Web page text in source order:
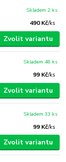
490 Kč/ks
Skladem 2 ks
Zvolit variantu
99 Kč/ks
Skladem 48 ks
Zvolit variantu
99 Kč/ks
Skladem 33 ks
Zvolit variantu